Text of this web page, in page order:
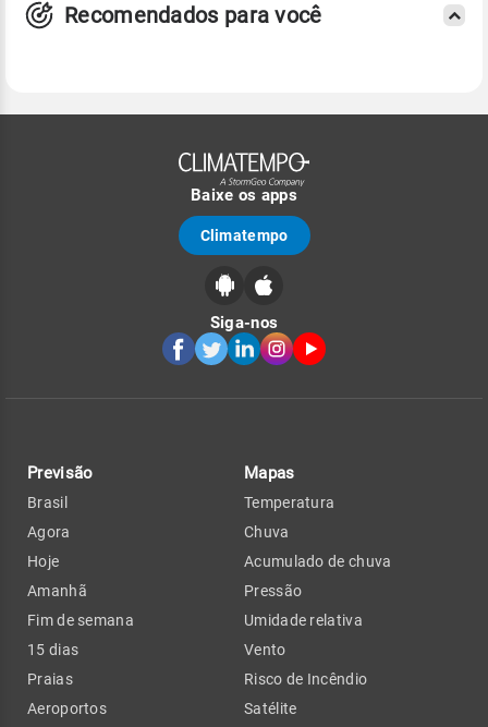
Recomendados para você
Baixe os apps
Climatempo
Siga-nos
Previsão
Brasil
Agora
Hoje
Amanhã
Fim de semana
15 dias
Praias
Aeroportos
Mapas
Temperatura
Chuva
Acumulado de chuva
Pressão
Umidade relativa
Vento
Risco de Incêndio
Satélite